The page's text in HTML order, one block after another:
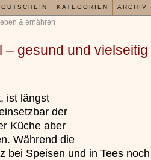
& ernähren
– gesund und vielseitig
ist längst
der
Küche aber
Während die
bei Speisen und in Tees
»»»
KATEGORIEN ARCHIV